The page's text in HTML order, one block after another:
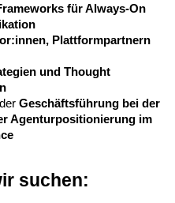
für Always-On
Plattformpartnern
und Thought
Geschäftsführung bei der
Agenturpositionierung im
suchen: